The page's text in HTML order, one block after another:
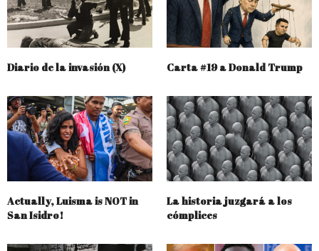
Diario de la invasión (X) Carta #19 a Donald Trump
Actually, Luisma is NOT in
San Isidro!
La historia juzgará a los
cómplices